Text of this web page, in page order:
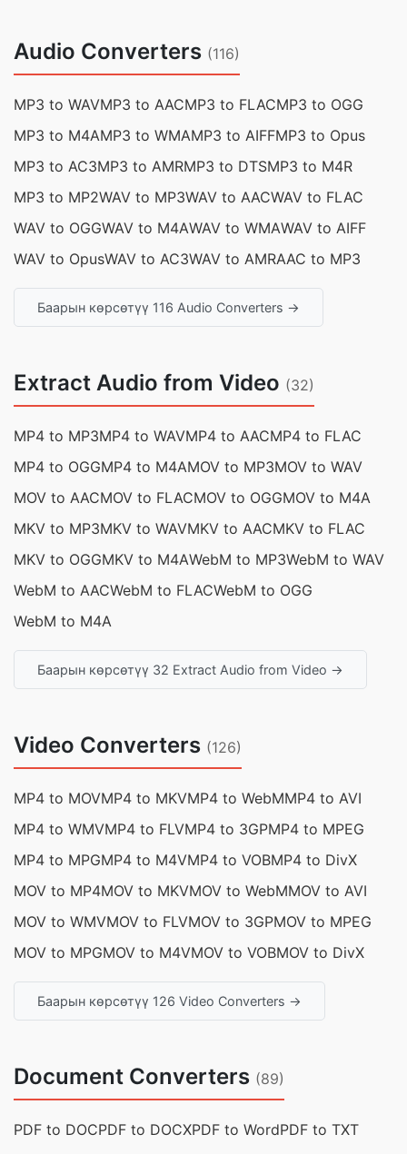
Audio Converters (116)
MP3 to WAVMP3 to AACMP3 to FLACMP3 to OGG
MP3 to M4AMP3 to WMAMP3 to AIFFMP3 to Opus
MP3 to AC3MP3 to AMRMP3 to DTSMP3 to M4R
MP3 to MP2WAV to MP3WAV to AACWAV to FLAC
WAV to OGGWAV to M4AWAV to WMAWAV to AIFF
WAV to OpusWAV to AC3WAV to AMRAAC to MP3
Баарын көрсөтүү 116 Audio Converters →
Extract Audio from Video (32)
MP4 to MP3MP4 to WAVMP4 to AACMP4 to FLAC
MP4 to OGGMP4 to M4AMOV to MP3MOV to WAV
MOV to AACMOV to FLACMOV to OGGMOV to M4A
MKV to MP3MKV to WAVMKV to AACMKV to FLAC
MKV to OGGMKV to M4AWebM to MP3WebM to WAV
WebM to AACWebM to FLACWebM to OGG
WebM to M4A
Баарын көрсөтүү 32 Extract Audio from Video →
Video Converters (126)
MP4 to MOVMP4 to MKVMP4 to WebMMP4 to AVI
MP4 to WMVMP4 to FLVMP4 to 3GPMP4 to MPEG
MP4 to MPGMP4 to M4VMP4 to VOBMP4 to DivX
MOV to MP4MOV to MKVMOV to WebMMOV to AVI
MOV to WMVMOV to FLVMOV to 3GPMOV to MPEG
MOV to MPGMOV to M4VMOV to VOBMOV to DivX
Баарын көрсөтүү 126 Video Converters →
Document Converters (89)
PDF to DOCPDF to DOCXPDF to WordPDF to TXT